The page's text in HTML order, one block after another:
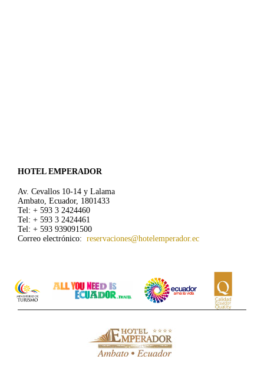
HOTEL EMPERADOR
Av. Cevallos 10-14 y Lalama
Ambato, Ecuador, 1801433
Tel: + 593 3 2424460
Tel: + 593 3 2424461
Tel: + 593 939091500
Correo electrónico: reservaciones@hotelemperador.ec